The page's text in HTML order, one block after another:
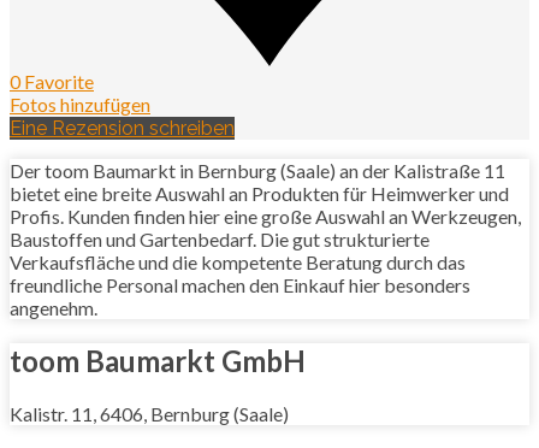
0 Favorite
Fotos hinzufügen
Eine Rezension schreiben
Der toom Baumarkt in Bernburg (Saale) an der Kalistraße 11
bietet eine breite Auswahl an Produkten für Heimwerker und
Profis. Kunden finden hier eine große Auswahl an Werkzeugen,
Baustoffen und Gartenbedarf. Die gut strukturierte
Verkaufsfläche und die kompetente Beratung durch das
freundliche Personal machen den Einkauf hier besonders
angenehm.
toom Baumarkt GmbH
Kalistr. 11, 6406, Bernburg (Saale)